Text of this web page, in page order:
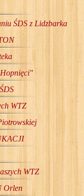
ŚDS z Lidzbarka
WTZ
WTZ
Orlen